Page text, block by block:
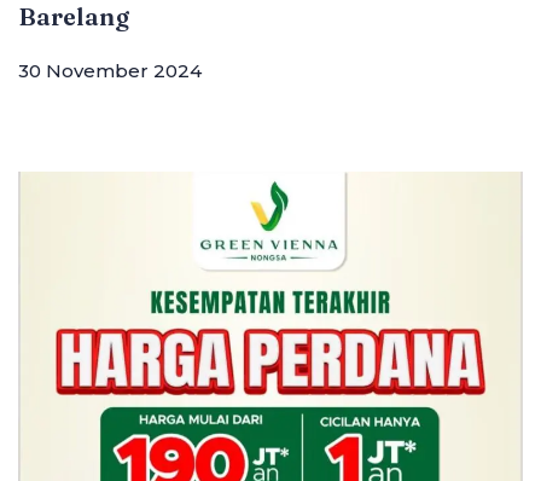
Barelang
30 November 2024